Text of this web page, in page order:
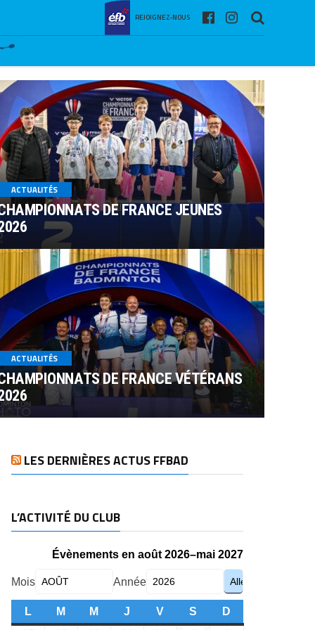
REJOIGNEZ-NOUS
ACTUALITÉS
DE FRANCE JEUNES
ACTUALITÉS
DE FRANCE VÉTÉRANS
LES DERNIÈRES ACTUS FFBAD
L’ACTIVITÉ DU CLUB
Évènements en août 2026–mai 2027
Mois Année
LLUNDI
M MARDI
M MERCREDI
J JEUDI
V VENDREDI
S SAMEDI
D